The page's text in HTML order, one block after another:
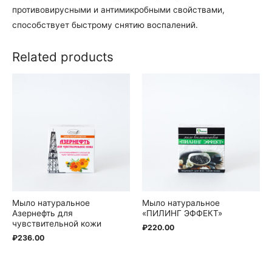
противовирусными и антимикробными свойствами,
способствует быстрому снятию воспалений.
Related products
Мыло натуральное
Азернефть для
чувствительной кожи
₽236.00
Мыло натуральное
«ПИЛИНГ ЭФФЕКТ»
₽220.00